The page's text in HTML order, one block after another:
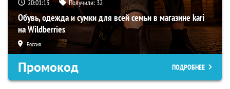
20:01:12 Получили: 32
Обувь, одежда и сумки для всей семьи в магазине kari
на Wildberries
Россия
Промокод ПОДРОБНЕЕ